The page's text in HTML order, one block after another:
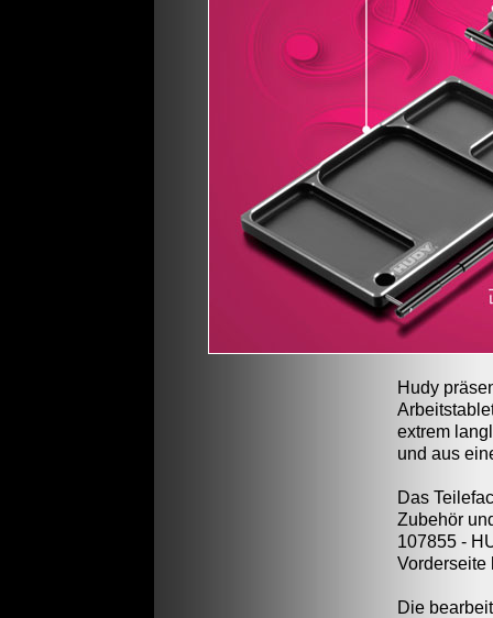
Hudy
extrem
und aus
Das
Zubehör
107855 -
Vorderseite
Die